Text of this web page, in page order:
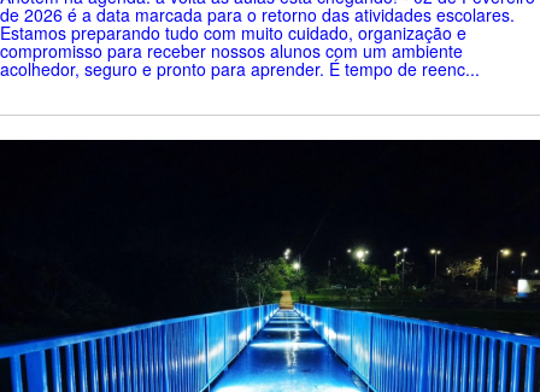
de 2026 é a data marcada para o retorno das atividades escolares.
Estamos preparando tudo com muito cuidado, organização e
compromisso para receber nossos alunos com um ambiente
acolhedor, seguro e pronto para aprender. É tempo de reenc...